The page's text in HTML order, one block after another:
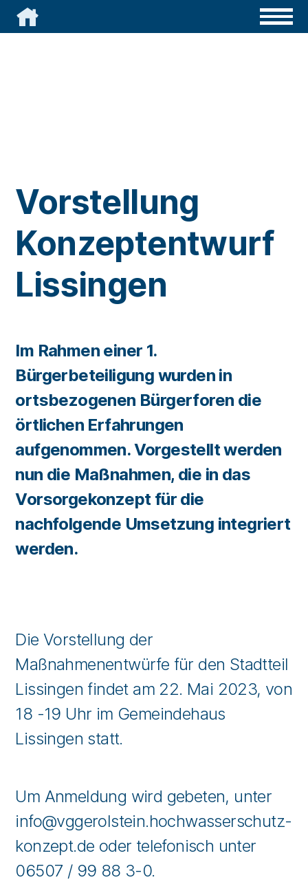

Vorstellung
Konzeptentwurf
Lissingen
Im Rahmen einer 1.
Bürgerbeteiligung wurden in
ortsbezogenen Bürgerforen die
örtlichen Erfahrungen
aufgenommen. Vorgestellt werden
nun die Maßnahmen, die in das
Vorsorgekonzept für die
nachfolgende Umsetzung integriert
werden.
Die Vorstellung der
Maßnahmenentwürfe für den Stadtteil
Lissingen findet am 22. Mai 2023, von
18 -19 Uhr im Gemeindehaus
Lissingen statt.
Um Anmeldung wird gebeten, unter
info@vggerolstein.hochwasserschutz-
konzept.de oder telefonisch unter
06507 / 99 88 3-0.